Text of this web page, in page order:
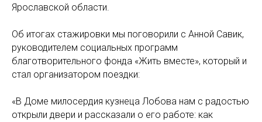
Ярославской области.
Об итогах стажировки мы поговорили с Анной Савик,
руководителем социальных программ
благотворительного фонда «Жить вместе», который и
стал организатором поездки:
«В Доме милосердия кузнеца Лобова нам с радостью
открыли двери и рассказали о его работе: как